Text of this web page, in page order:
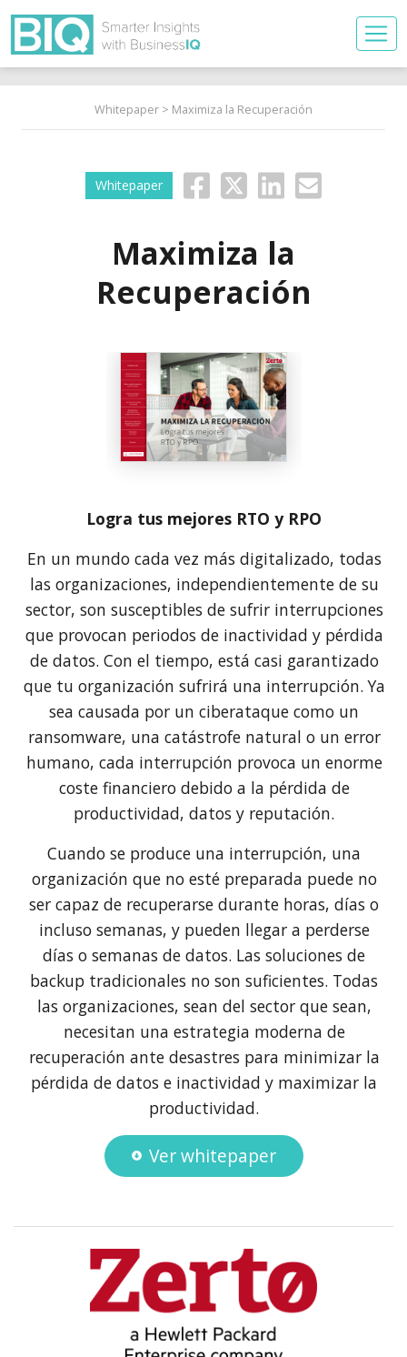
Whitepaper > Maximiza la Recuperación
Whitepaper
Maximiza la
Recuperación
Logra tus mejores RTO y RPO
En un mundo cada vez más digitalizado, todas
las organizaciones, independientemente de su
sector, son susceptibles de sufrir interrupciones
que provocan periodos de inactividad y pérdida
de datos. Con el tiempo, está casi garantizado
que tu organización sufrirá una interrupción. Ya
sea causada por un ciberataque como un
ransomware, una catástrofe natural o un error
humano, cada interrupción provoca un enorme
coste financiero debido a la pérdida de
productividad, datos y reputación.
Cuando se produce una interrupción, una
organización que no esté preparada puede no
ser capaz de recuperarse durante horas, días o
incluso semanas, y pueden llegar a perderse
días o semanas de datos. Las soluciones de
backup tradicionales no son suficientes. Todas
las organizaciones, sean del sector que sean,
necesitan una estrategia moderna de
recuperación ante desastres para minimizar la
pérdida de datos e inactividad y maximizar la
productividad.
Ver whitepaper